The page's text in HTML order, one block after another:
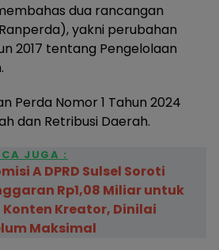
dua rancangan
yakni perubahan
2017 tentang Pengelolaan
Perda Nomor 1 Tahun 2024
dan Retribusi Daerah.
JUGA :
A DPRD Sulsel Soroti
Rp1,08 Miliar untuk
Konten Kreator, Dinilai
Maksimal